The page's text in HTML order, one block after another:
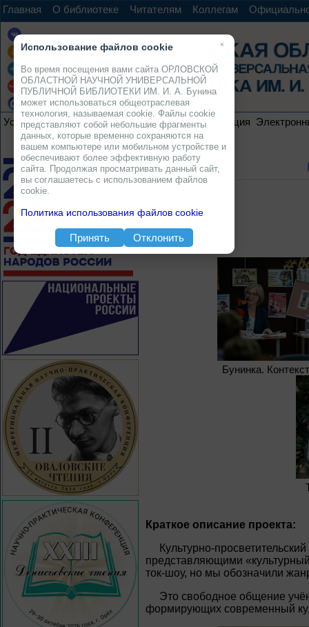
Главная О библиотеке Читателям Коллегам
Услуги Ресурсы Проекты Электронная коллекция
Бунинка.
Краткое описание проекта:
Культурно-
представляющими
ток-шоу, но мы обозначили
Это свободное общение
формирующих современный
×
Использование файлов cookie
Во время посещения вами сайта ОРЛОВСКОЙ
ОБЛАСТНОЙ НАУЧНОЙ УНИВЕРСАЛЬНОЙ
ПУБЛИЧНОЙ БИБЛИОТЕКИ ИМ. И. А. Бунина
может использоваться общеотраслевая
технология, называемая cookie. Файлы cookie
представляют собой небольшие фрагменты
данных, которые временно сохраняются на
вашем компьютере или мобильном устройстве и
обеспечивают более эффективную работу
сайта. Продолжая просматривать данный сайт,
вы соглашаетесь с использованием файлов
cookie.
Политика использования файлов cookie
Принять Отклонить